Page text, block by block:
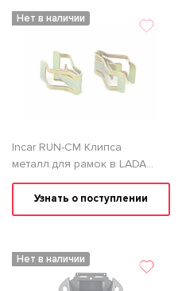
Нет в наличии
Incar RUN-CM Клипса
металл.для рамок в LADA
(50шт)
Узнать о поступлении
Нет в наличии